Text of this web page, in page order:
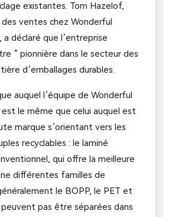
existantes. Tom Hazelof,
ventes chez Wonderful
a déclaré que l’entreprise
“ pionnière dans le secteur des
d’emballages durables.
auquel l’équipe de Wonderful
le même que celui auquel est
marque s’orientant vers les
recyclables : le laminé
qui offre la meilleure
différentes familles de
le BOPP, le PET et
pas être séparées dans